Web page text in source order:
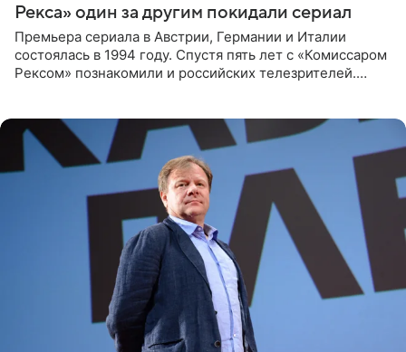
Рекса» один за другим покидали сериал
Премьера сериала в Австрии, Германии и Италии
состоялась в 1994 году. Спустя пять лет с «Комиссаром
Рексом» познакомили и российских телезрителей.